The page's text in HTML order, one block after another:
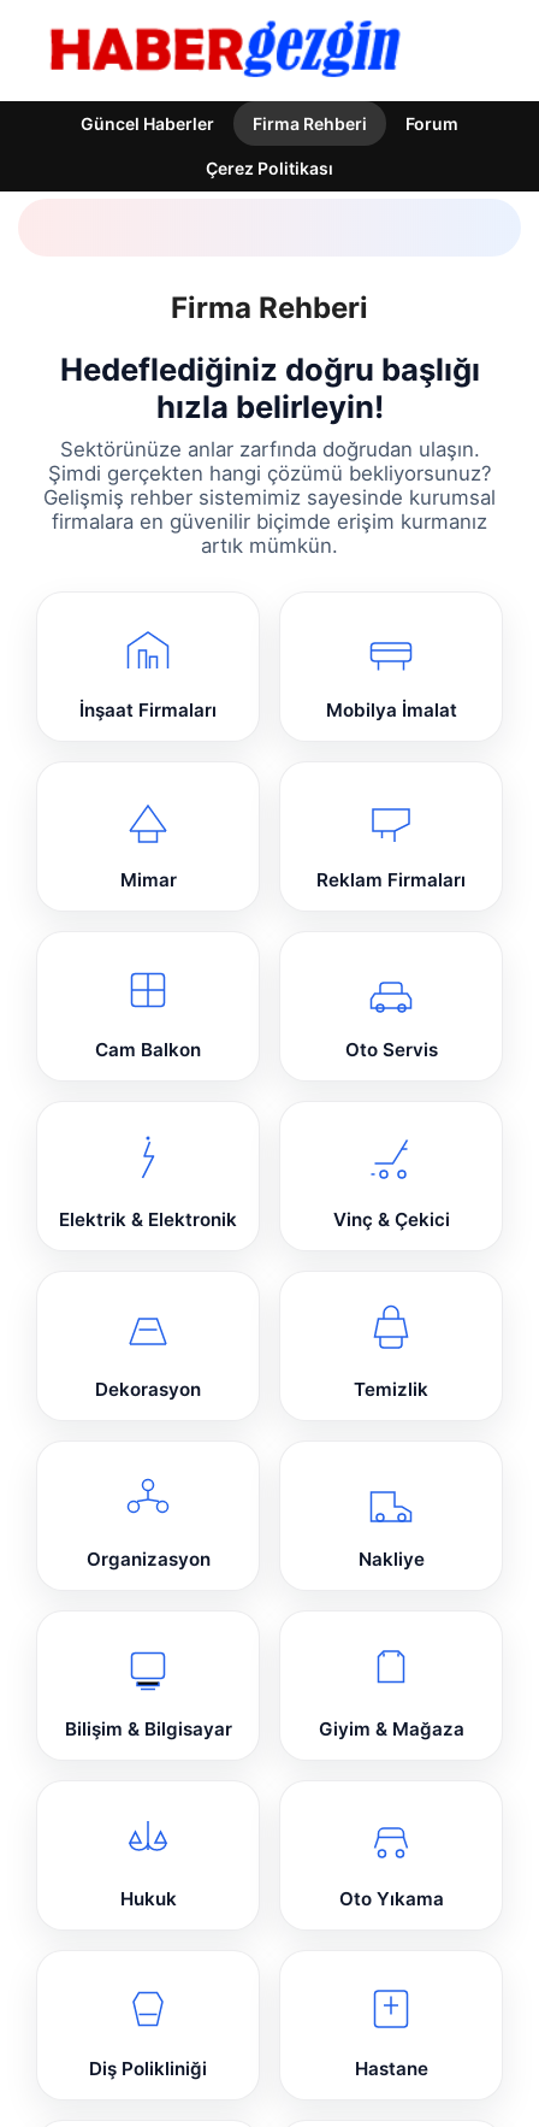
Güncel Haberler Firma Rehberi Forum
Çerez Politikası
Firma Rehberi
Hedeflediğiniz doğru başlığı
hızla belirleyin!
Sektörünüze anlar zarfında doğrudan ulaşın.
Şimdi gerçekten hangi çözümü bekliyorsunuz?
Gelişmiş rehber sistemimiz sayesinde kurumsal
firmalara en güvenilir biçimde erişim kurmanız
artık mümkün.
İnşaat Firmaları Mobilya İmalat
Mimar Reklam Firmaları
Cam Balkon Oto Servis
Elektrik & Elektronik Vinç & Çekici
Dekorasyon Temizlik
Organizasyon Nakliye
Bilişim & Bilgisayar Giyim & Mağaza
Hukuk Oto Yıkama
Diş Polikliniği Hastane